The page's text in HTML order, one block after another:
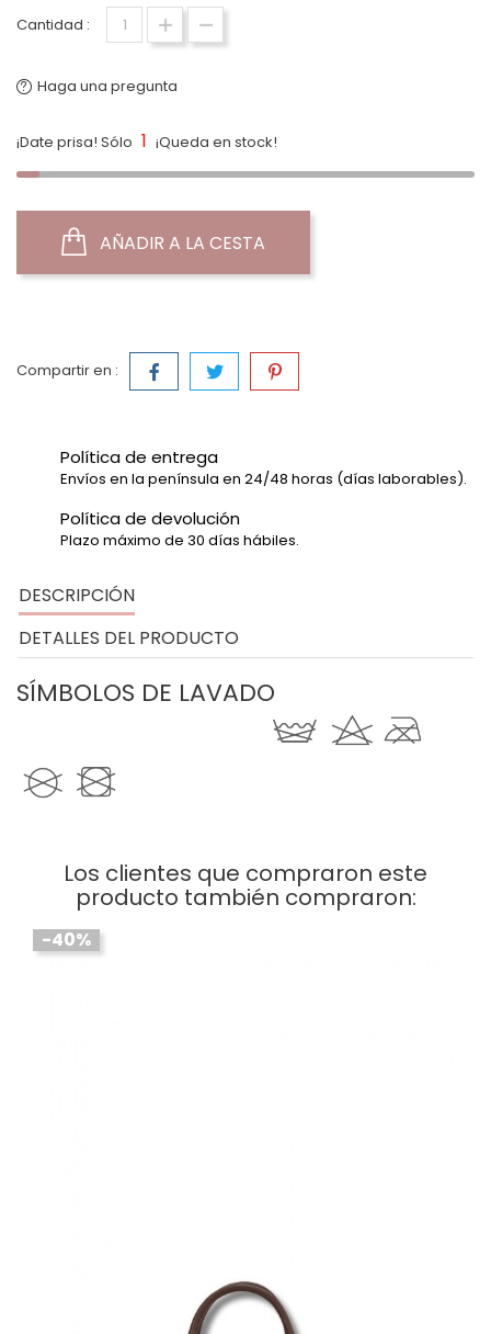
Cantidad :
Haga una pregunta
¡Date prisa! Sólo 1 ¡Queda en stock!
AÑADIR A LA CESTA
Compartir en :
Política de entrega
Envíos en la península en 24/48 horas (días laborables).
Política de devolución
Plazo máximo de 30 días hábiles.
DESCRIPCIÓN
DETALLES DEL PRODUCTO
SÍMBOLOS DE LAVADO
Los clientes que compraron este
producto también compraron:
-40%